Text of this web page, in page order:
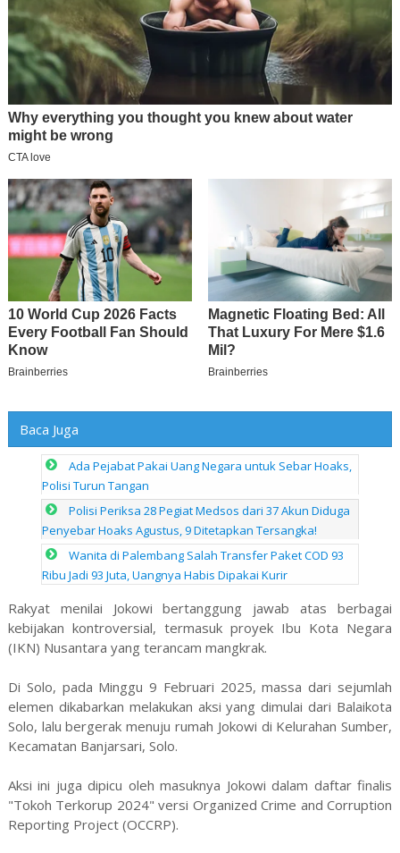
Baca Juga
Ada Pejabat Pakai Uang Negara untuk Sebar Hoaks,
Polisi Turun Tangan
Polisi Periksa 28 Pegiat Medsos dari 37 Akun Diduga
Penyebar Hoaks Agustus, 9 Ditetapkan Tersangka!
Wanita di Palembang Salah Transfer Paket COD 93
Ribu Jadi 93 Juta, Uangnya Habis Dipakai Kurir
Rakyat menilai Jokowi bertanggung jawab atas berbagai
kebijakan kontroversial, termasuk proyek Ibu Kota Negara
(IKN) Nusantara yang terancam mangkrak.
Di Solo, pada Minggu 9 Februari 2025, massa dari sejumlah
elemen dikabarkan melakukan aksi yang dimulai dari Balaikota
Solo, lalu bergerak menuju rumah Jokowi di Kelurahan Sumber,
Kecamatan Banjarsari, Solo.
Aksi ini juga dipicu oleh masuknya Jokowi dalam daftar finalis
"Tokoh Terkorup 2024" versi Organized Crime and Corruption
Reporting Project (OCCRP).